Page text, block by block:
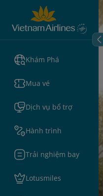
Khám Phá
Mua vé
Dịch vụ bổ trợ
Hành trình
Trải nghiệm bay
Lotusmiles